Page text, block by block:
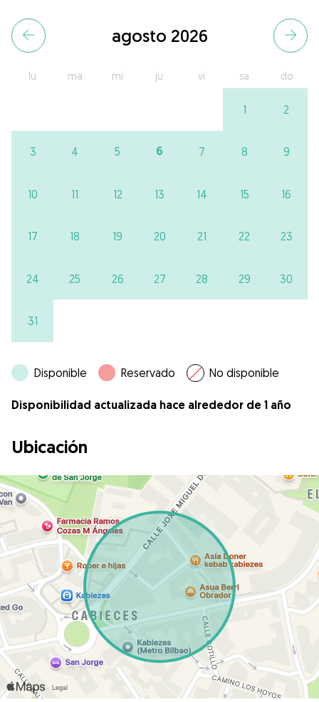
agosto 2026
lu ma mi ju vi sa do
1 2
3 4 5 6 7 8 9
10 11 12 13 14 15 16
17 18 19 20 21 22 23
24 25 26 27 28 29 30
31
Disponible Reservado No disponible
Disponibilidad actualizada hace alrededor de 1 año
Ubicación